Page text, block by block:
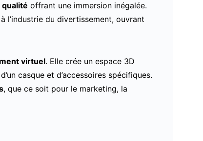
qualité offrant une immersion inégalée.
l’industrie du divertissement, ouvrant
virtuel. Elle crée un espace 3D
casque et d’accessoires spécifiques.
, que ce soit pour le marketing, la